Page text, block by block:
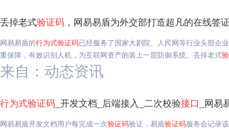
丢掉老式验证码 ，网易易盾为外交部打造超凡的在线签
网易易盾的行为式验证码已经服务了国家大剧院、人民网等行业头部企
重保障，有效识别人机，为互联网资产的装上一层防御系统。丢掉老式
来自：动态资讯
行为式验证码 _开发文档_后端接入_二次校验接口 _网易
网易易盾开发文档用户每完成一次验证码验证，易盾验证码服务会记录